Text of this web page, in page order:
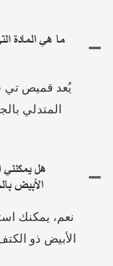
ما هي المادة
يُعد قميص تي
المتدلي
هل
الأبيض
نعم، يمكنك
الأبيض ذو